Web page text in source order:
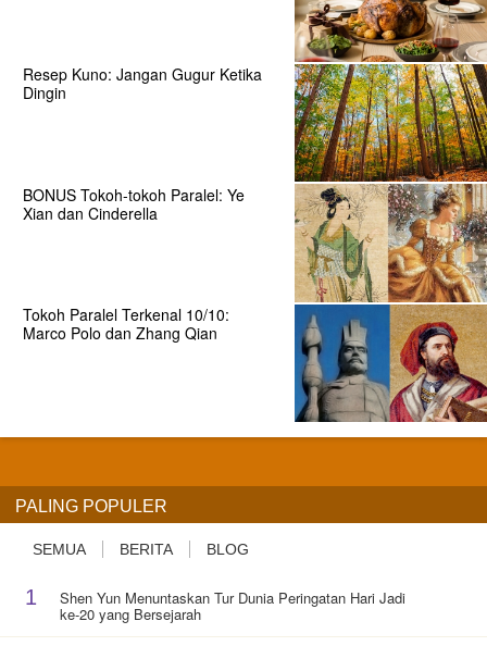
Resep Kuno: Jangan Gugur Ketika
Dingin
BONUS Tokoh-tokoh Paralel: Ye
Xian dan Cinderella
Tokoh Paralel Terkenal 10/10:
Marco Polo dan Zhang Qian
PALING POPULER
SEMUA BERITA BLOG
1 Shen Yun Menuntaskan Tur Dunia Peringatan Hari Jadi
ke-20 yang Bersejarah